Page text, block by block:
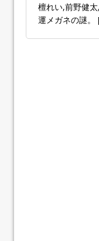
檀れい,前野健
運メガネの謎。